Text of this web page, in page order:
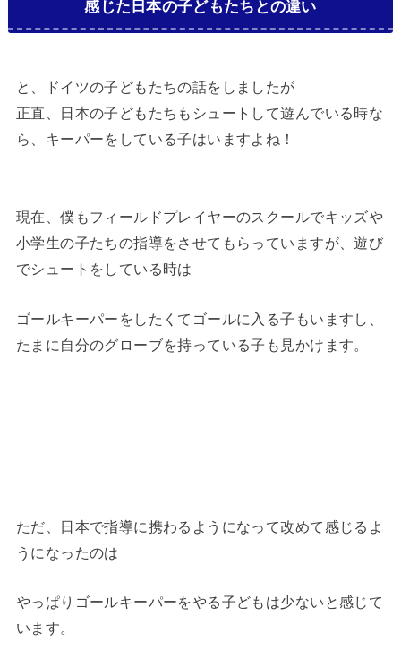
感じた日本の子どもたちとの違い
と、ドイツの子どもたちの話をしましたが
正直、日本の子どもたちもシュートして遊んでいる時な
ら、キーパーをしている子はいますよね！
現在、僕もフィールドプレイヤーのスクールでキッズや
小学生の子たちの指導をさせてもらっていますが、遊び
でシュートをしている時は
ゴールキーパーをしたくてゴールに入る子もいますし、
たまに自分のグローブを持っている子も見かけます。
ただ、日本で指導に携わるようになって改めて感じるよ
うになったのは
やっぱりゴールキーパーをやる子どもは少ないと感じて
います。